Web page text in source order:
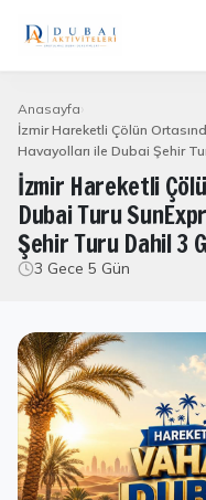
Anasayfa
İzmir Hareketli Çölün
Havayolları ile Dubai Şehir
İzmir Hareketli
Dubai Turu
Şehir Turu Dahil 3
3 Gece 5 Gün